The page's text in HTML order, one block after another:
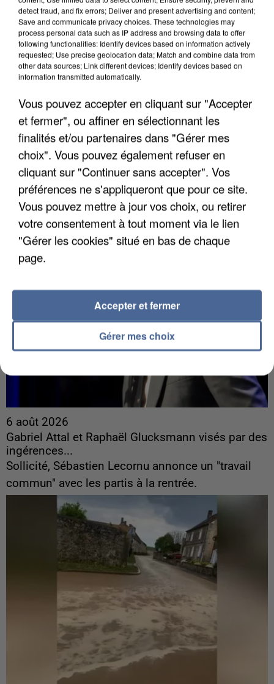
7 août 2026
Un second cadre de la DZ Mafia interpellé en
Algérie
Un cofondateur du réseau avait été interpellé
quelques jours plus tôt.
6 août 2026
Gabriel Attal et Raphaël Glucksmann visés par des
ingérences...
Sollicité, Sébastien Lecornu annonce un "travail
commun" avec les partis à la rentrée.
detect fraud, and fix errors; Deliver and present advertising and content;
Save and communicate privacy choices. These technologies may
process personal data such as IP address and browsing data to offer
following functionalities: Identify devices based on information actively
requested; Use precise geolocation data; Match and combine data from
other data sources; Link different devices; Identify devices based on
information transmitted automatically.
Vous pouvez accepter en cliquant sur "Accepter
et fermer", ou affiner en sélectionnant les
finalités et/ou partenaires dans "Gérer mes
choix". Vous pouvez également refuser en
cliquant sur "Continuer sans accepter". Vos
préférences ne s'appliqueront que pour ce site.
Vous pouvez mettre à jour vos choix, ou retirer
votre consentement à tout moment via le lien
"Gérer les cookies" situé en bas de chaque
page.
Gérer mes choix
Accepter et fermer